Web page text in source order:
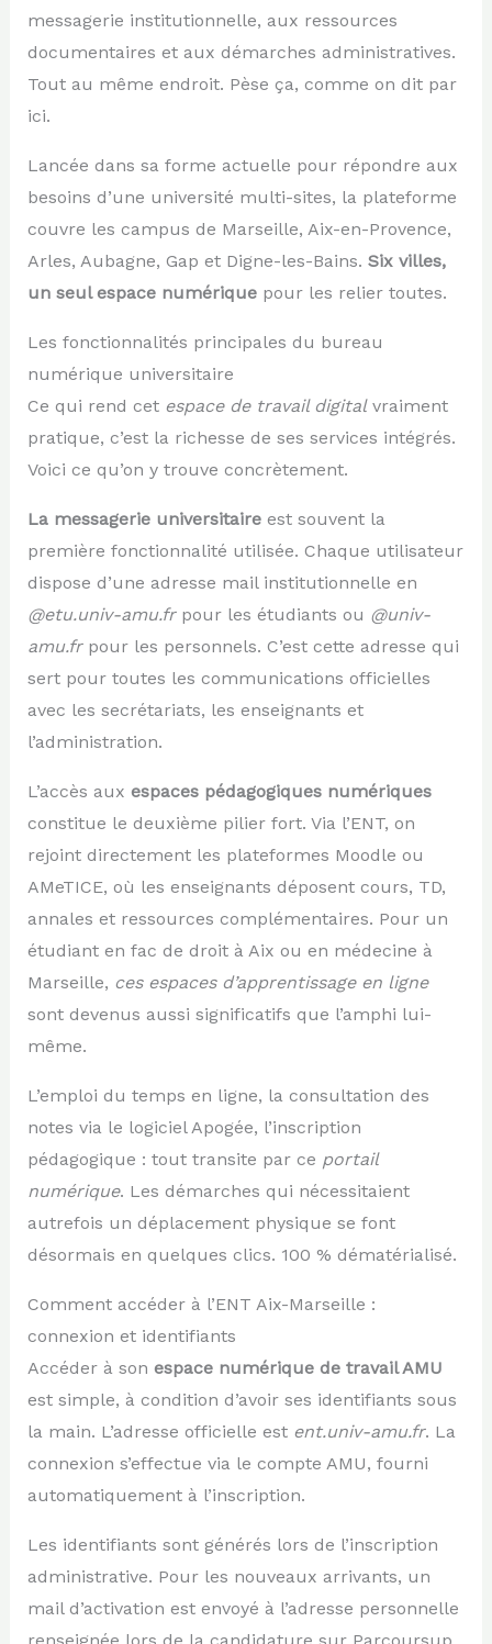
messagerie institutionnelle, aux ressources
documentaires et aux démarches administratives.
Tout au même endroit. Pèse ça, comme on dit par
ici.
Lancée dans sa forme actuelle pour répondre aux
besoins d’une université multi-sites, la plateforme
couvre les campus de Marseille, Aix-en-Provence,
Arles, Aubagne, Gap et Digne-les-Bains. Six villes,
un seul espace numériquepour les relier toutes.
Les fonctionnalités principales du bureau
numérique universitaire
Ce qui rend cet espace de travail digitalvraiment
pratique, c’est la richesse de ses services intégrés.
Voici ce qu’on y trouve concrètement.
La messagerie universitaireest souvent la
première fonctionnalité utilisée. Chaque utilisateur
dispose d’une adresse mail institutionnelle en
@etu.univ-amu.frpour les étudiants ou @univ-
amu.frpour les personnels. C’est cette adresse qui
sert pour toutes les communications officielles
avec les secrétariats, les enseignants et
l’administration.
L’accès aux espaces pédagogiques numériques
constitue le deuxième pilier fort. Via l’ENT, on
rejoint directement les plateformes Moodle ou
AMeTICE, où les enseignants déposent cours, TD,
annales et ressources complémentaires. Pour un
étudiant en fac de droit à Aix ou en médecine à
Marseille, ces espaces d’apprentissage en ligne
sont devenus aussi significatifs que l’amphi lui-
même.
L’emploi du temps en ligne, la consultation des
notes via le logiciel Apogée, l’inscription
pédagogique : tout transite par ce portail
numérique. Les démarches qui nécessitaient
autrefois un déplacement physique se font
désormais en quelques clics. 100 % dématérialisé.
Comment accéder à l’ENT Aix-Marseille :
connexion et identifiants
Accéder à son espace numérique de travail AMU
est simple, à condition d’avoir ses identifiants sous
la main. L’adresse officielle est ent.univ-amu.fr. La
connexion s’effectue via le compte AMU, fourni
automatiquement à l’inscription.
Les identifiants sont générés lors de l’inscription
administrative. Pour les nouveaux arrivants, un
mail d’activation est envoyé à l’adresse personnelle
renseignée lors de la candidature sur Parcoursup